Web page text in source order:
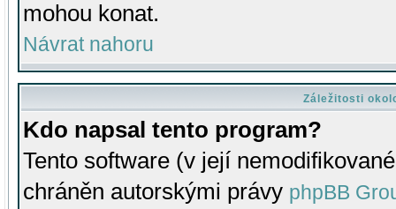
mohou konat.
Návrat nahoru
Záležitosti
Kdo napsal tento program?
Tento software (v její
chráněn autorskými právy phpBB